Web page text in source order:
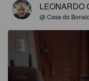
LEONARDO
@ Casa do